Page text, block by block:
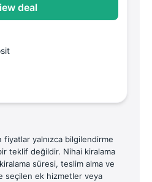
deal
yalnızca bilgilendirme
bir teklif değildir. Nihai kiralama
süresi, teslim alma ve
seçilen ek hizmetler veya